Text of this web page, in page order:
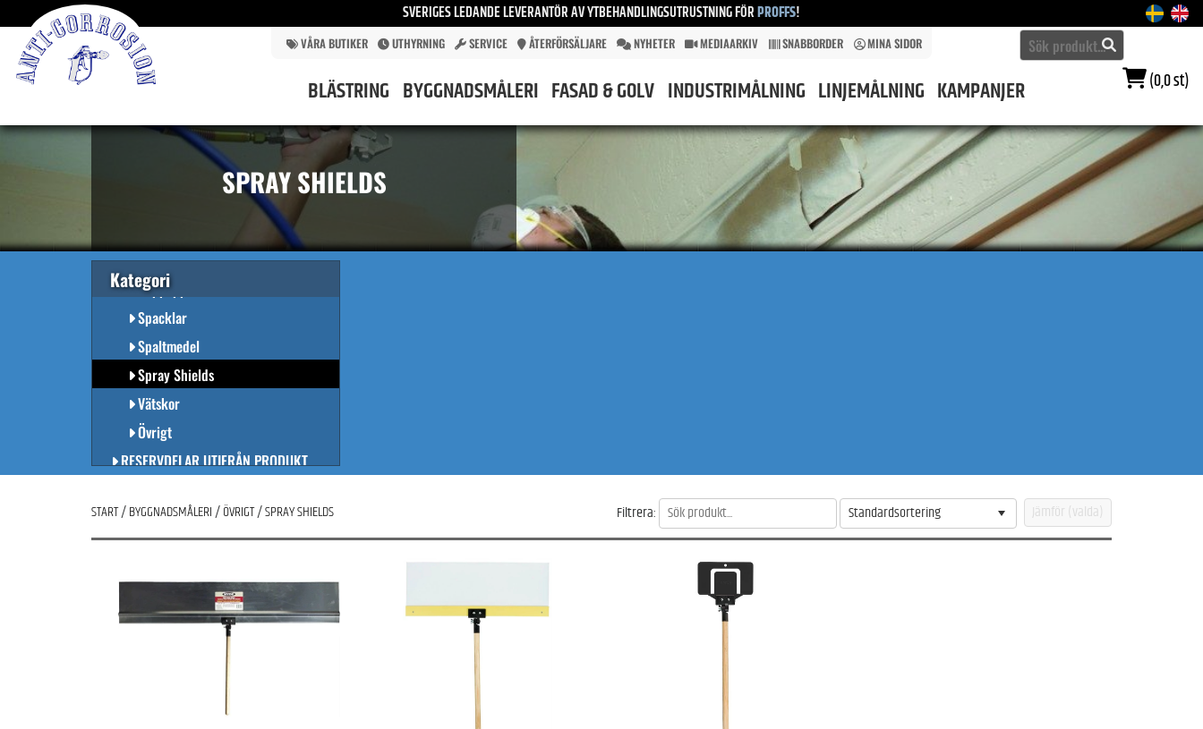
SVERIGES LEDANDE LEVERANTÖR AV YTBEHANDLINGSUTRUSTNING FÖRPROFFS!
VÅRA BUTIKER UTHYRNING SERVICE ÅTERFÖRSÄLJARE NYHETER MEDIAARKIV SNABBORDER MINA SIDOR
(0,0 st)
BLÄSTRING BYGGNADSMÅLERI FASAD & GOLV INDUSTRIMÅLNING LINJEMÅLNING KAMPANJER
SPRAY SHIELDS
Kategori
BYGGNADSMÅLERI
UTRUSTNINGAR
SKYDDSUTRUSTNING
SLANGAR & SLANGTILLBEHÖR
MASKINRESERVDELAR
Rengöring
Slippapper
Spacklar
Spaltmedel
Spray Shields
Vätskor
Övrigt
RESERVDELAR UTIFRÅN PRODUKT
FASAD & GOLV
INDUSTRIMÅLNING
START/BYGGNADSMÅLERI/ÖVRIGT/SPRAY SHIELDS Filtrera: Standardsortering